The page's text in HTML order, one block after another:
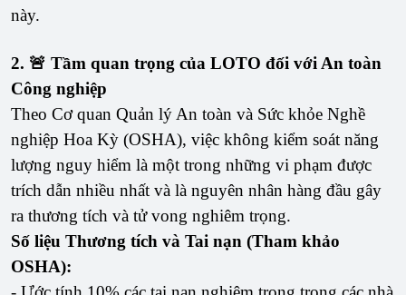
này.
2. 🚨 Tầm quan trọng của LOTO đối với An toàn
Công nghiệp
Theo Cơ quan Quản lý An toàn và Sức khỏe Nghề
nghiệp Hoa Kỳ (OSHA), việc không kiểm soát năng
lượng nguy hiểm là một trong những vi phạm được
trích dẫn nhiều nhất và là nguyên nhân hàng đầu gây
ra thương tích và tử vong nghiêm trọng.
Số liệu Thương tích và Tai nạn (Tham khảo
OSHA):